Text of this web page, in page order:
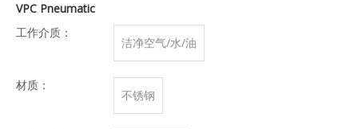
VPC Pneumatic
工作介质：
洁净空气/水/油
材质：
不锈钢